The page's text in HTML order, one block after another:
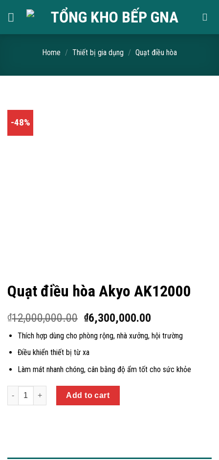
Home / Thiết bị gia dụng / Quạt điều hòa
-48%
Quạt điều hòa Akyo AK12000
₫12,000,000.00 ₫6,300,000.00
Thích hợp dùng cho phòng rộng, nhà xưởng, hội trường
Điều khiển thiết bị từ xa
Làm mát nhanh chóng, cân bằng độ ẩm tốt cho sức khỏe
Quantity
Add to cart